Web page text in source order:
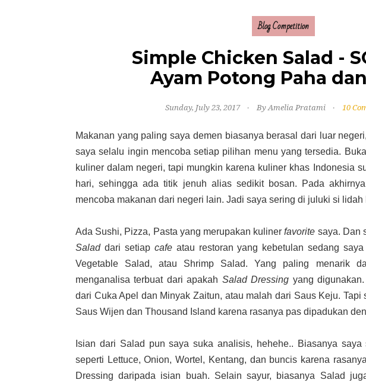
Blog Competition
Simple Chicken Salad -
Ayam Potong Paha
Sunday, July 23, 2017 By Amelia Pratami 10
Makanan yang paling saya demen biasanya berasal dari luar
saya selalu ingin mencoba setiap pilihan menu yang tersedia.
kuliner dalam negeri, tapi mungkin karena kuliner khas Indonesia
hari, sehingga ada titik jenuh alias sedikit bosan. Pada
mencoba makanan dari negeri lain. Jadi saya sering di juluki si lidah
Ada Sushi, Pizza, Pasta yang merupakan kulinerfavorite saya. Dan
Saladdari setiap cafeatau restoran yang kebetulan sedang
Vegetable Salad, atau Shrimp Salad. Yang paling menarik
menganalisa terbuat dari apakah Salad Dressing yang
dari Cuka Apel dan Minyak Zaitun, atau malah dari Saus Keju.
Saus Wijen dan Thousand Island karena rasanya pas dipadukan
Isian dari Salad pun saya suka analisis, hehehe.. Biasanya
seperti Lettuce, Onion, Wortel, Kentang, dan buncis karena
Dressing daripada isian buah. Selain sayur, biasanya Salad